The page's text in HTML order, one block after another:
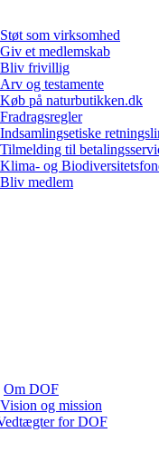
Støt som virksomhed
Giv et medlemskab
Bliv frivillig
Arv og testamente
Køb på naturbutikken.dk
Fradragsregler
Indsamlingsetiske
Tilmelding til
Klima- og
Bliv medlem
Om DOF
Vision og mission
for DOF